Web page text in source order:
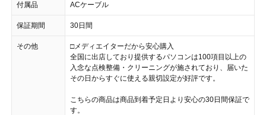
付属品 ACケーブル
保証期間 30日間
その他
□メディエイターだから安心購入
全国に出店しており提供するパソコンは100項目以上の
入念な点検整備・クリーニングが施されており、届いた
その日からすぐに使える親切設定が好評です。
こちらの商品は商品到着予定日より安心の30日間保証で
す。